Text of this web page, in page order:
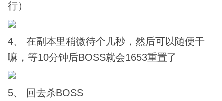
行）
4、 在副本里稍微待个几秒，然后可以随便干
嘛，等10分钟后BOSS就会1653重置了
5、 回去杀BOSS